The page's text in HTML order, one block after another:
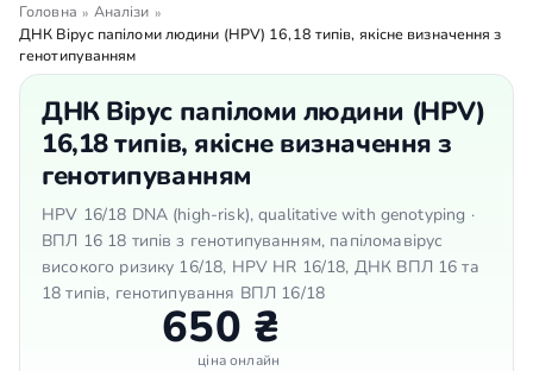
Головна » Аналізи »
ДНК Вірус папіломи людини (HPV) 16,18 типів, якісне визначення з
генотипуванням
ДНК Вірус папіломи людини (HPV)
16,18 типів, якісне визначення з
генотипуванням
HPV 16/18 DNA (high-risk), qualitative with genotyping ·
ВПЛ 16 18 типів з генотипуванням, папіломавірус
високого ризику 16/18, HPV HR 16/18, ДНК ВПЛ 16 та
18 типів, генотипування ВПЛ 16/18
650 ₴
ціна онлайн